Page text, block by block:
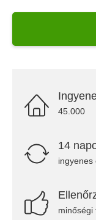
45.000
14
ingyenes
minőségi